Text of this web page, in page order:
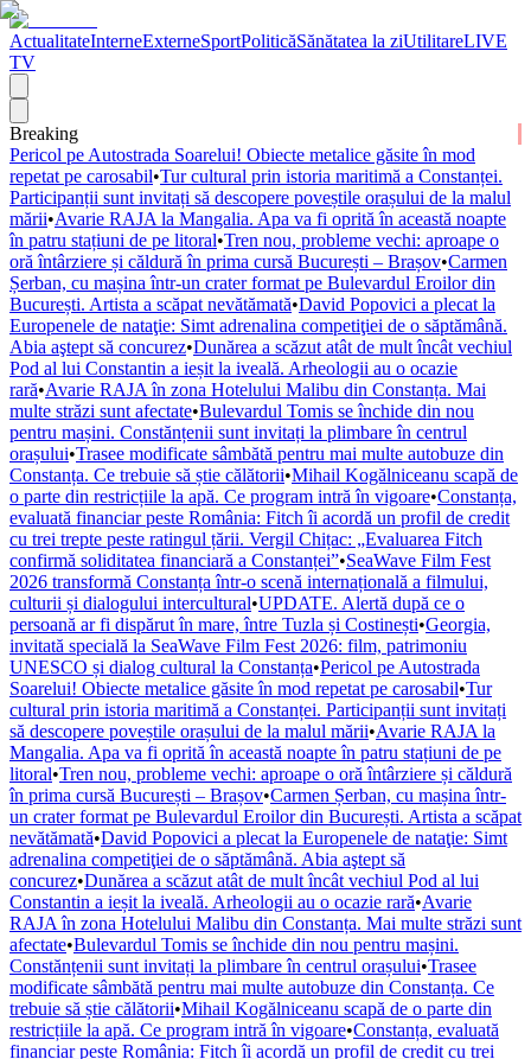
ActualitateInterneExterneSportPoliticăSănătatea la ziUtilitareLIVE
TV
Breaking
Pericol pe Autostrada Soarelui! Obiecte metalice găsite în mod
repetat pe carosabil•Tur cultural prin istoria maritimă a Constanței.
Participanții sunt invitați să descopere poveștile orașului de la malul
mării•Avarie RAJA la Mangalia. Apa va fi oprită în această noapte
în patru stațiuni de pe litoral•Tren nou, probleme vechi: aproape o
oră întârziere și căldură în prima cursă București – Brașov•Carmen
Șerban, cu mașina într-un crater format pe Bulevardul Eroilor din
București. Artista a scăpat nevătămată•David Popovici a plecat la
Europenele de nataţie: Simt adrenalina competiţiei de o săptămână.
Abia aştept să concurez•Dunărea a scăzut atât de mult încât vechiul
Pod al lui Constantin a ieșit la iveală. Arheologii au o ocazie
rară•Avarie RAJA în zona Hotelului Malibu din Constanța. Mai
multe străzi sunt afectate•Bulevardul Tomis se închide din nou
pentru mașini. Constănțenii sunt invitați la plimbare în centrul
orașului•Trasee modificate sâmbătă pentru mai multe autobuze din
Constanța. Ce trebuie să știe călătorii•Mihail Kogălniceanu scapă de
o parte din restricțiile la apă. Ce program intră în vigoare•Constanța,
evaluată financiar peste România: Fitch îi acordă un profil de credit
cu trei trepte peste ratingul țării. Vergil Chițac: „Evaluarea Fitch
confirmă soliditatea financiară a Constanței”•SeaWave Film Fest
2026 transformă Constanța într-o scenă internațională a filmului,
culturii și dialogului intercultural•UPDATE. Alertă după ce o
persoană ar fi dispărut în mare, între Tuzla și Costinești•Georgia,
invitată specială la SeaWave Film Fest 2026: film, patrimoniu
UNESCO și dialog cultural la Constanța•Pericol pe Autostrada
Soarelui! Obiecte metalice găsite în mod repetat pe carosabil•Tur
cultural prin istoria maritimă a Constanței. Participanții sunt invitați
să descopere poveștile orașului de la malul mării•Avarie RAJA la
Mangalia. Apa va fi oprită în această noapte în patru stațiuni de pe
litoral•Tren nou, probleme vechi: aproape o oră întârziere și căldură
în prima cursă București – Brașov•Carmen Șerban, cu mașina într-
un crater format pe Bulevardul Eroilor din București. Artista a scăpat
nevătămată•David Popovici a plecat la Europenele de nataţie: Simt
adrenalina competiţiei de o săptămână. Abia aştept să
concurez•Dunărea a scăzut atât de mult încât vechiul Pod al lui
Constantin a ieșit la iveală. Arheologii au o ocazie rară•Avarie
RAJA în zona Hotelului Malibu din Constanța. Mai multe străzi sunt
afectate•Bulevardul Tomis se închide din nou pentru mașini.
Constănțenii sunt invitați la plimbare în centrul orașului•Trasee
modificate sâmbătă pentru mai multe autobuze din Constanța. Ce
trebuie să știe călătorii•Mihail Kogălniceanu scapă de o parte din
restricțiile la apă. Ce program intră în vigoare•Constanța, evaluată
financiar peste România: Fitch îi acordă un profil de credit cu trei